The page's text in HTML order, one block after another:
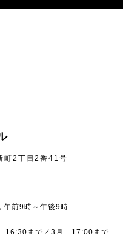
2丁目2番41号
午前9時～午後9時
16:30まで／3月 17:00まで